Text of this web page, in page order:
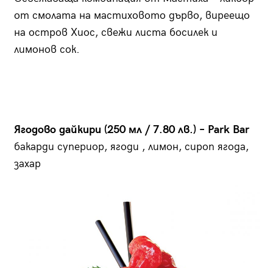
от смолата на мастиховото дърво, виреещо
на остров Хиос, свежи листа босилек и
лимонов сок.
Ягодово дайкири (250 мл / 7.80 лв.) – Park Bar
бакарди супериор, ягоди , лимон, сироп ягода,
захар